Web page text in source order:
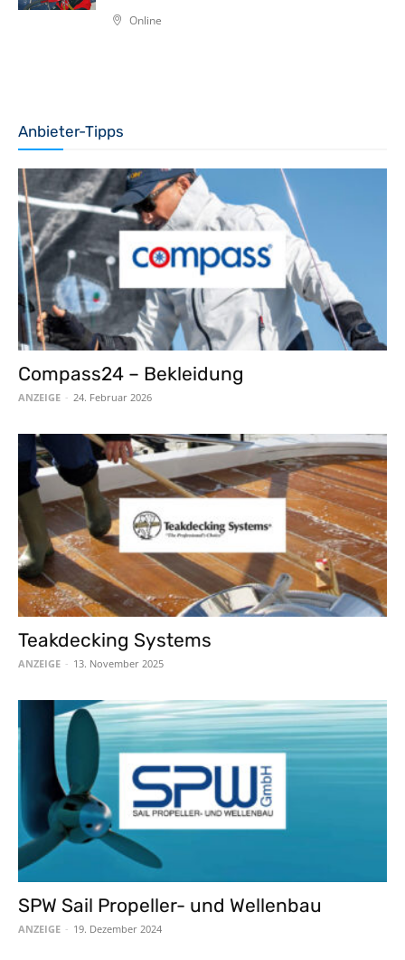
Online
Anbieter-Tipps
Compass24 – Bekleidung
ANZEIGE - 24. Februar 2026
Teakdecking Systems
ANZEIGE - 13. November 2025
SPW Sail Propeller- und Wellenbau
ANZEIGE - 19. Dezember 2024